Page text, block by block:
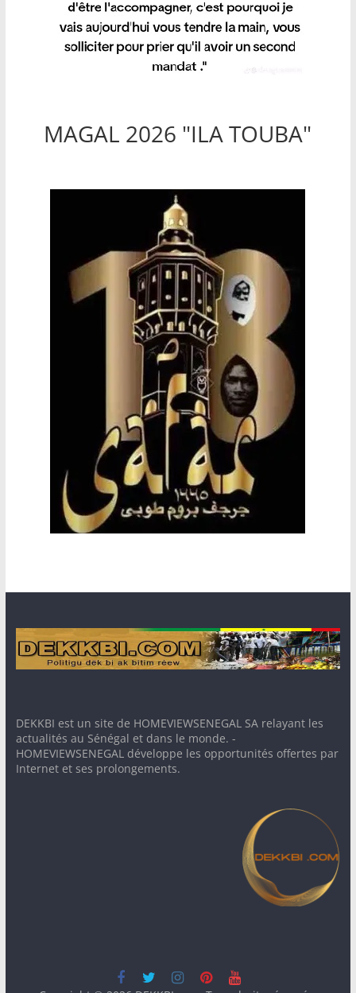
MAGAL 2026 "ILA TOUBA"
DEKKBI est un site de HOMEVIEWSENEGAL SA relayant les
actualités au Sénégal et dans le monde. -
HOMEVIEWSENEGAL développe les opportunités offertes par
Internet et ses prolongements.